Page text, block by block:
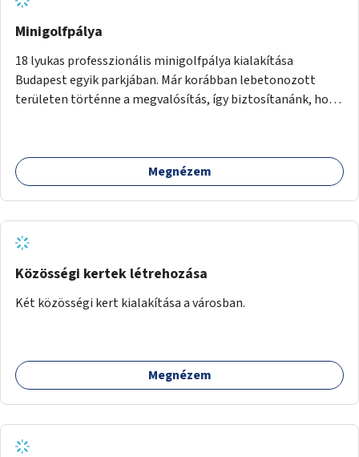
Minigolfpálya
18 lyukas professzionális minigolfpálya kialakítása
Budapest egyik parkjában. Már korábban lebetonozott
területen történne a megvalósítás, így biztosítanánk, hogy
Megnézem
Közösségi kertek létrehozása
Két közösségi kert kialakítása a városban.
Megnézem